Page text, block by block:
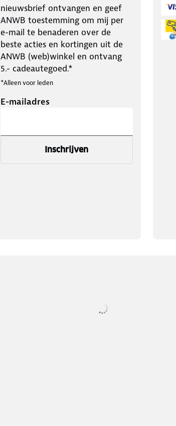
nieuwsbrief ontvangen en geef
ANWB toestemming om mij per
e-mail te benaderen over de
beste acties en kortingen uit de
ANWB (web)winkel en ontvang
5.- cadeautegoed.*
*Alleen voor leden
E-mailadres
Inschrijven